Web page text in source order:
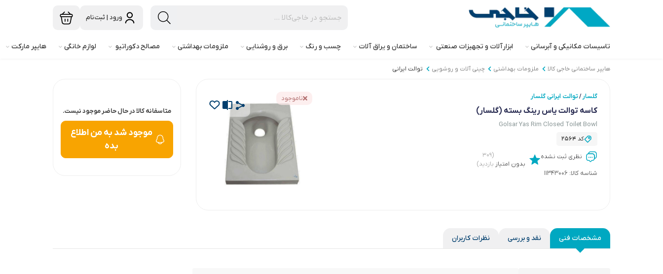
ورود | ثبت‌نام
تاسیسات مکانیکی و آبرسانی ابزارآلات و تجهیزات صنعتی ساختمان و یراق آلات چسب و رنگ برق و روشنایی ملزومات بهداشتی مصالح دکوراتیو لوازم خانگی هایپر مارکت
هایپر ساختمانی خاجی‌ کالا ملزومات بهداشتی چینی آلات و روشویی توالت ایرانی
ناموجود گلسار /توالت ایرانی گلسار
کاسه توالت یاس رینگ بسته (گلسار)
Golsar Yas Rim Closed Toilet Bowl
کد 2564
نظری ثبت نشده
بدون امتیاز
(۳۰۹
بازدید)
شناسه کالا: 11343006
متاسفانه کالا در حال حاضر موجود نیست.
موجود شد به من اطلاع
بده
مشخصات فنی نقد و بررسی نظرات کاربران